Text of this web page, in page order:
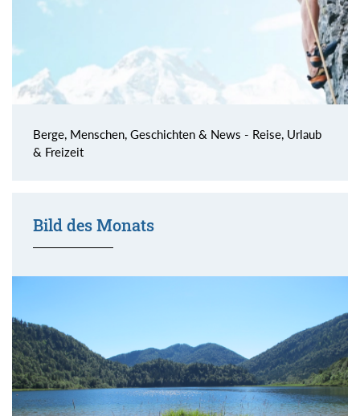
Berge, Menschen, Geschichten & News - Reise, Urlaub
& Freizeit
Bild des Monats